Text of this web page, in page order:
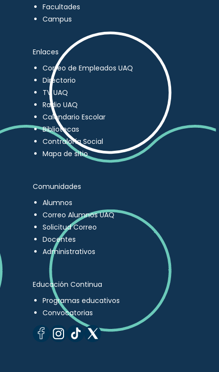
Facultades
Campus
Enlaces
Correo de Empleados UAQ
Directorio
TV UAQ
Radio UAQ
Calendario Escolar
Bibliotecas
Contraloría Social
Mapa de sitio
Comunidades
Alumnos
Correo Alumnos UAQ
Solicitud Correo
Docentes
Administrativos
Educación Continua
Programas educativos
Convocatorias